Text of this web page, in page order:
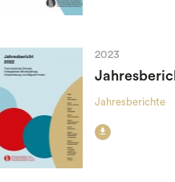
2023
Jahresberichte
